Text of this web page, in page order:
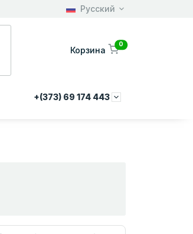
Русский
Корзина
0
+(373) 69 174 443